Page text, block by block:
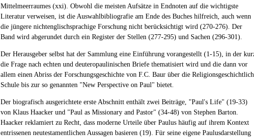
Mittelmeerraumes (xxi). Obwohl die meisten Aufsätze in Endnoten auf die wichtigste
Literatur verweisen, ist die Auswahlbibliografie am Ende des Buches hilfreich, auch wenn
die jüngere nichtenglischsprachige Forschung nicht berücksichtigt wird (270-276). Der
Band wird abgerundet durch ein Register der Stellen (277-295) und Sachen (296-301).
Der Herausgeber selbst hat der Sammlung eine Einführung vorangestellt (1-15), in der
die Frage nach echten und deuteropaulinischen Briefe thematisiert wird und die dann vor
allem einen Abriss der Forschungsgeschichte von F.C. Baur über die
Schule bis zur so genannten "New Perspective on Paul" bietet.
Der biografisch ausgerichtete erste Abschnitt enthält zwei Beiträge, "Paul's Life" (19-33)
von Klaus Haacker und "Paul as Missionary and Pastor" (34-48) von Stephen Barton.
Haacker reklamiert zu Recht, dass moderne Urteile über Paulus häufig auf ihrem Kontext
entrissenen neutestamentlichen Aussagen basieren (19). Für seine eigene Paulusdarstellung